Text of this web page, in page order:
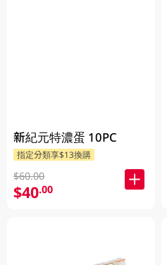
新紀元特濃蛋 10PC
指定分類享$13換購
$60.00
$40.00